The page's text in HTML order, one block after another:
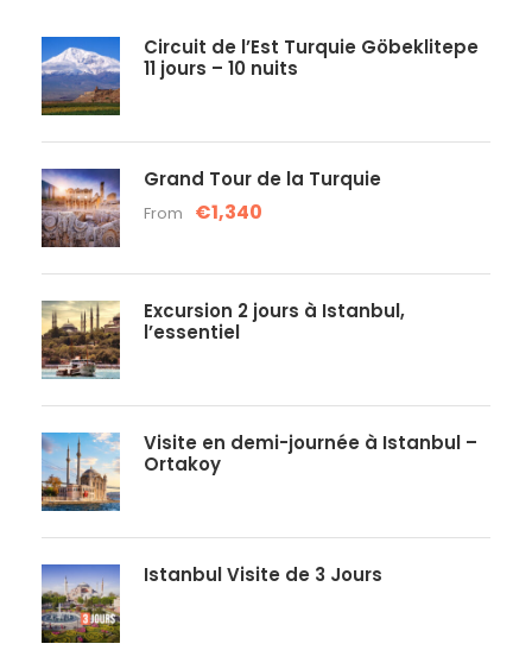
Circuit de l’Est Turquie Göbeklitepe
11 jours – 10 nuits
Grand Tour de la Turquie
From €1,340
Excursion 2 jours à Istanbul,
l’essentiel
Visite en demi-journée à Istanbul –
Ortakoy
Istanbul Visite de 3 Jours